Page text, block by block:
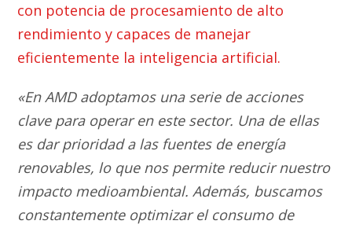
con potencia de procesamiento de alto
rendimiento y capaces de manejar
eficientemente la inteligencia artificial.
«En AMD adoptamos una serie de acciones
clave para operar en este sector. Una de ellas
es dar prioridad a las fuentes de energía
renovables, lo que nos permite reducir nuestro
impacto medioambiental. Además, buscamos
constantemente optimizar el consumo de